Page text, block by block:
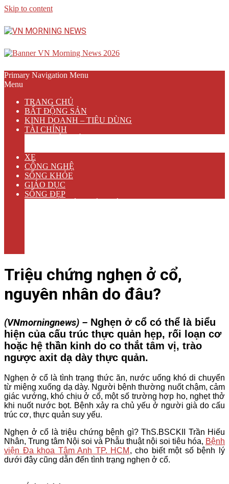
Skip to content
Primary Navigation Menu
Menu
TRANG CHỦ
BẤT ĐỘNG SẢN
KINH DOANH – TIÊU DÙNG
TÀI CHÍNH
XE
CÔNG NGHỆ
SỐNG KHỎE
GIÁO DỤC
SỐNG ĐẸP
Triệu chứng nghẹn ở cổ,
nguyên nhân do đâu?
(VNmorningnews) – Nghẹn ở cổ có thể là biểu
hiện của cấu trúc thực quản hẹp, rối loạn cơ
hoặc hệ thần kinh do co thắt tâm vị, trào
ngược axit dạ dày thực quản.
Nghẹn ở cổ là tình trạng thức ăn, nước uống khó di chuyển
từ miệng xuống dạ dày. Người bệnh thường nuốt chậm, cảm
giác vướng, khó chịu ở cổ, một số trường hợp ho, nghẹt thở
khi nuốt nước bọt. Bệnh xảy ra chủ yếu ở người già do cấu
trúc cơ, thực quản suy yếu.
Nghẹn ở cổ là triệu chứng bệnh gì? ThS.BSCKII Trần Hiếu
Nhân, Trung tâm Nội soi và Phẫu thuật nội soi tiêu hóa, Bệnh
viện Đa khoa Tâm Anh TP. HCM , cho biết một số bệnh lý
dưới đây cũng dẫn đến tình trạng nghẹn ở cổ.